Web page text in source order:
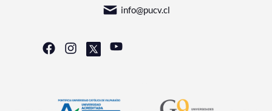
info@pucv.cl